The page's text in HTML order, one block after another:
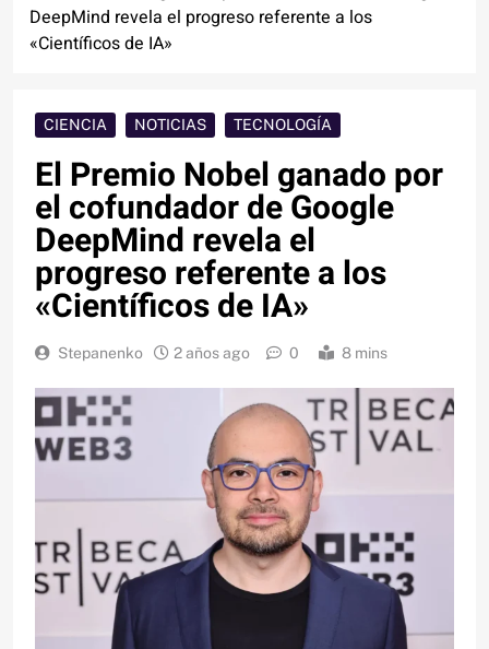
DeepMind revela el progreso referente a los
«Científicos de IA»
CIENCIA NOTICIAS TECNOLOGÍA
El Premio Nobel ganado por
el cofundador de Google
DeepMind revela el
progreso referente a los
«Científicos de IA»
Stepanenko 2 años ago 0 8 mins